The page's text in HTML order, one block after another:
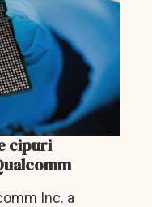
cipuri
Inc. a